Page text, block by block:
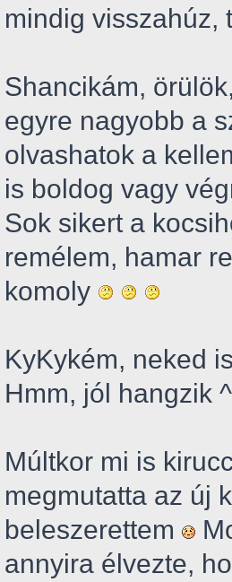
mindig
Shancikám,
egyre nagyobb a
olvashatok a
is boldog vagy
Sok sikert a
remélem, hamar
komoly
KyKykém, neked
Hmm, jól hangzik
Múltkor mi is
megmutatta az új
beleszerettem
annyira élvezte,